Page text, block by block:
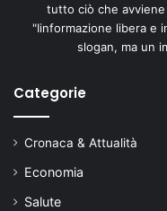
tutto ciò che
"Iinformazione libera e
slogan, ma un
Categorie
Cronaca & Attualità
Economia
Salute